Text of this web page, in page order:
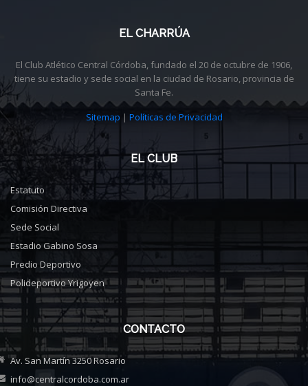
EL CHARRÚA
El Club Atlético Central Córdoba, fundado el 20 de octubre de 1906,
tiene su estadio y sede social en la ciudad de Rosario, provincia de
Santa Fe.
Sitemap | Políticas de Privacidad
EL CLUB
Estatuto
Comisión Directiva
Sede Social
Estadio Gabino Sosa
Predio Deportivo
Polideportivo Yrigoyen
CONTACTO
Av. San Martín 3250 Rosario
info@centralcordoba.com.ar